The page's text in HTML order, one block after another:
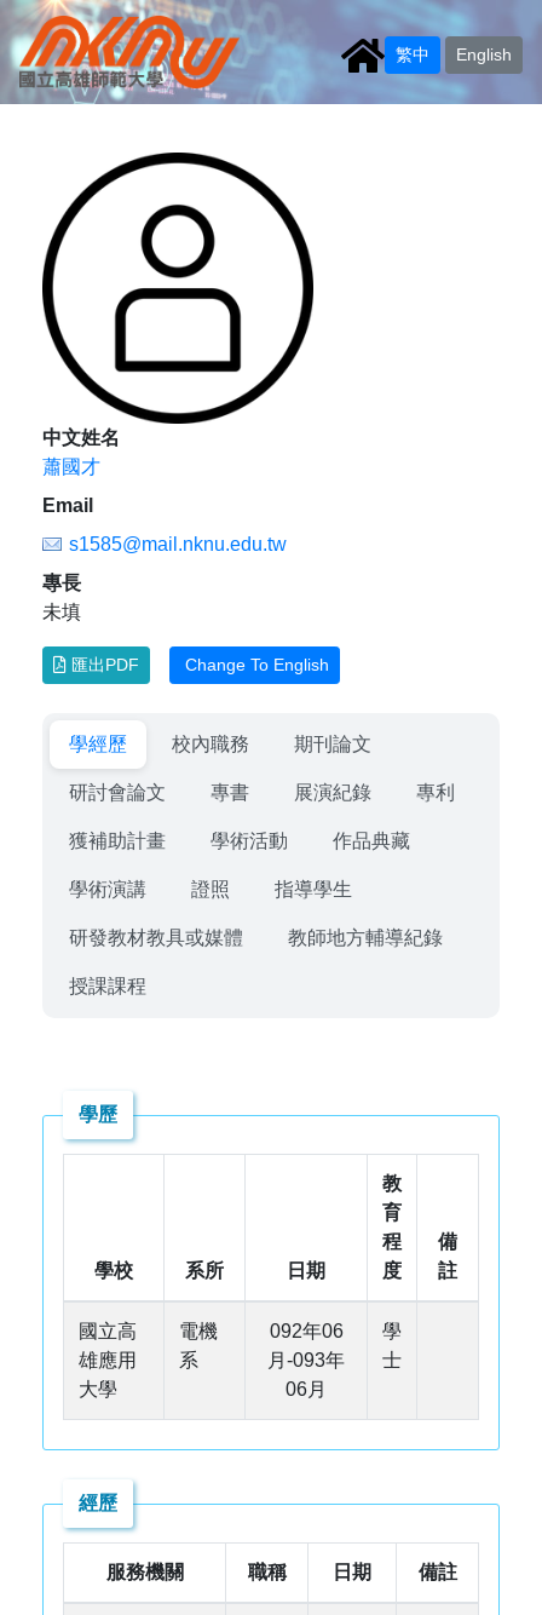
繁中 English
中文姓名
蕭國才
Email
s1585@mail.nknu.edu.tw
專長
未填
匯出PDF Change To English
學經歷 校內職務 期刊論文
研討會論文 專書 展演紀錄 專利
獲補助計畫 學術活動 作品典藏
學術演講 證照 指導學生
研發教材教具或媒體 教師地方輔導紀錄
授課課程
學歷
學校 系所 日期
教
育
程
度
備
註
國立高
雄應用
大學
電機
系
092年06
月-093年
06月
學
士
經歷
服務機關 職稱 日期 備註